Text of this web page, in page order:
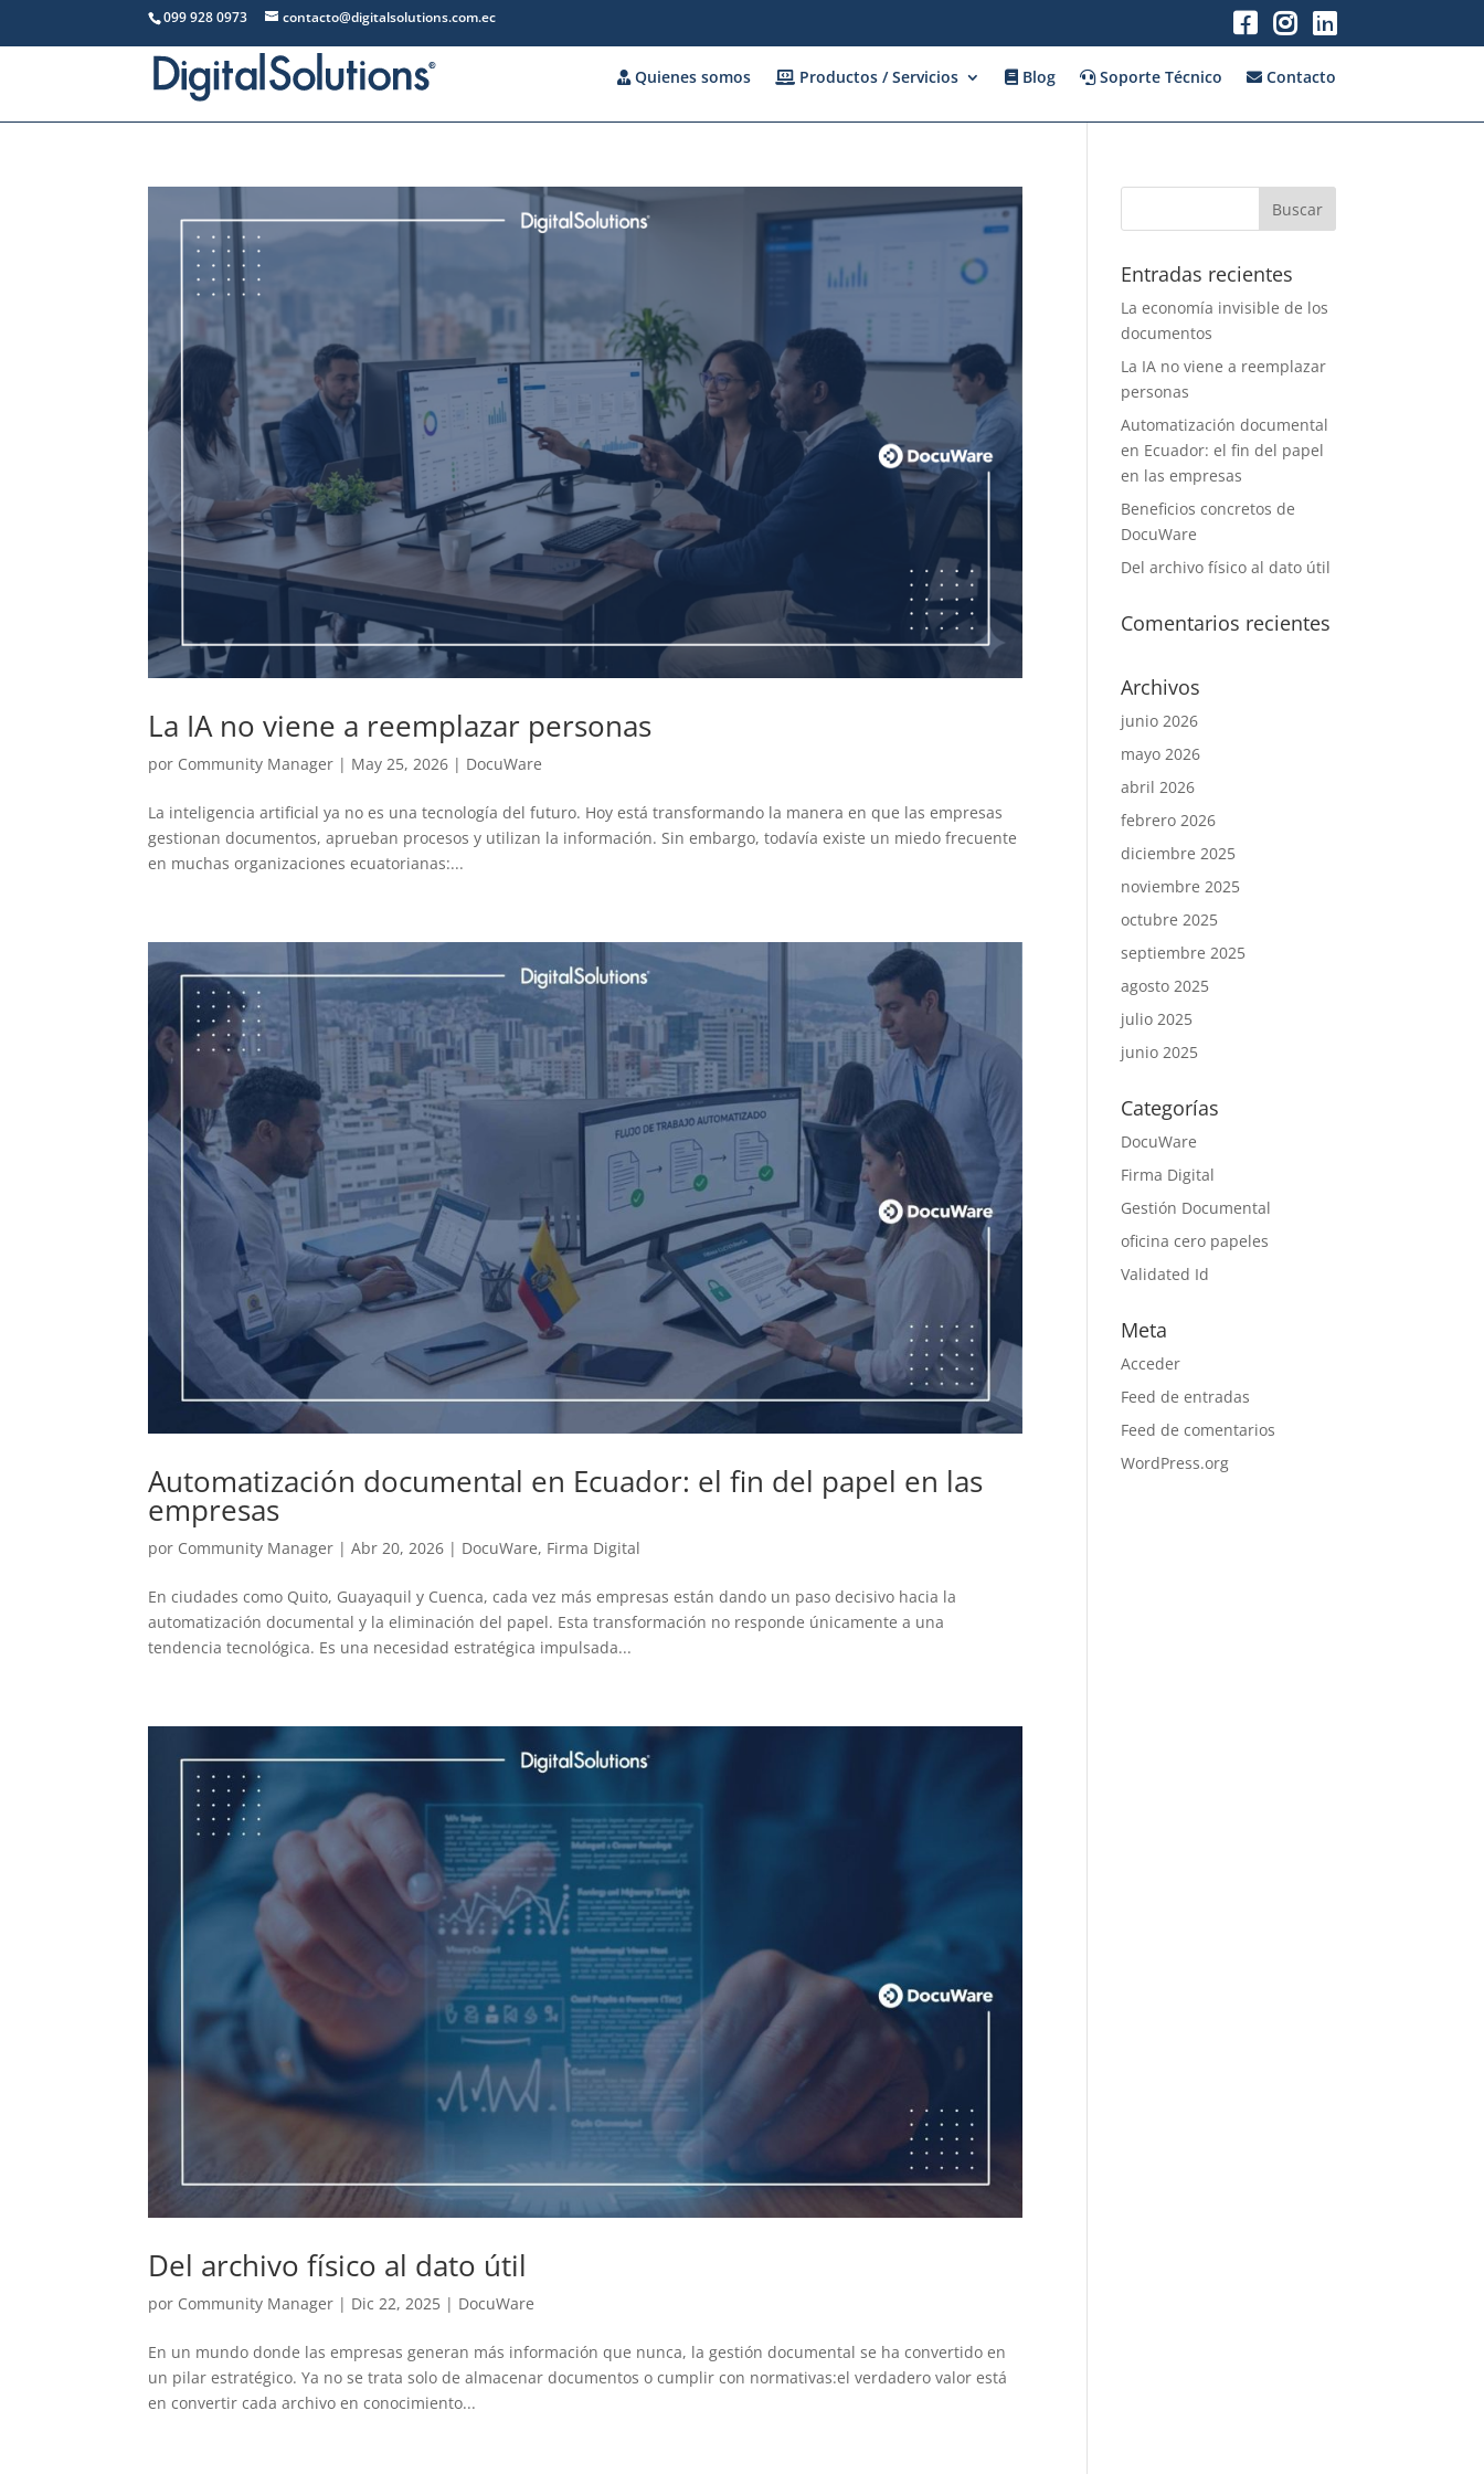
099 928 0973 contacto@digitalsolutions.com.ec
Quienes somos Productos / Servicios Blog Soporte Técnico Contacto
La IA no viene a reemplazar personas
por Community Manager | May 25, 2026 | DocuWare
La inteligencia artificial ya no es una tecnología del futuro. Hoy está transformando la manera en que las empresas
gestionan documentos, aprueban procesos y utilizan la información. Sin embargo, todavía existe un miedo frecuente
en muchas organizaciones ecuatorianas:...
Automatización documental en Ecuador: el fin del papel en las
empresas
por Community Manager |Abr 20, 2026 | DocuWare, Firma Digital
En ciudades como Quito, Guayaquil y Cuenca, cada vez más empresas están dando un paso decisivo hacia la
automatización documental y la eliminación del papel. Esta transformación no responde únicamente a una
tendencia tecnológica. Es una necesidad estratégica impulsada...
Del archivo físico al dato útil
por Community Manager | Dic 22, 2025 | DocuWare
En un mundo donde las empresas generan más información que nunca, la gestión documental se ha convertido en
un pilar estratégico. Ya no se trata solo de almacenar documentos o cumplir con normativas:el verdadero valor está
en convertir cada archivo en conocimiento...
Entradas recientes
La economía invisible de los
documentos
La IA no viene a reemplazar
personas
Automatización documental
en Ecuador: el fin del papel
en las empresas
Beneficios concretos de
DocuWare
Del archivo físico al dato útil
Comentarios recientes
Archivos
junio 2026
mayo 2026
abril 2026
febrero 2026
diciembre 2025
noviembre 2025
octubre 2025
septiembre 2025
agosto 2025
julio 2025
junio 2025
Categorías
DocuWare
Firma Digital
Gestión Documental
oficina cero papeles
Validated Id
Meta
Acceder
Feed de entradas
Feed de comentarios
WordPress.org